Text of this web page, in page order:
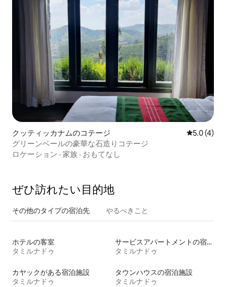
クッティッカナムのコテージ レビュー4
5.0 (4)
グリーンベールの豪華な石造りコテージ
ロケーション · 家族 · おもてなし
ぜひ訪⁠れ⁠た⁠い目⁠的⁠地
その他のタ⁠イ⁠プ⁠の宿⁠泊⁠先 やるべきこと
ホテルの客室
タミルナドゥ
サービスアパートメントの宿泊施設
タミルナドゥ
カヤックがある宿泊施設
タミルナドゥ
タウンハウスの宿泊施設
タミルナドゥ